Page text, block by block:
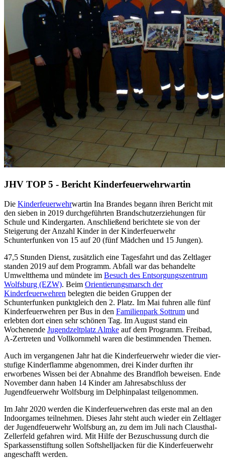
JHV TOP 5 - Bericht Kinderfeuerwehrwartin
Die Kinderfeuerwehrwartin Ina Brandes begann ihren Bericht mit
den sieben in 2019 durchgeführten Brandschutzerziehungen für
Schule und Kindergarten. Anschließend berichtete sie von der
Steigerung der Anzahl Kinder in der Kinderfeuerwehr
Schunterfunken von 15 auf 20 (fünf Mädchen und 15 Jungen).
47,5 Stunden Dienst, zusätzlich eine Tagesfahrt und das Zeltlager
standen 2019 auf dem Programm. Abfall war das behandelte
Umweltthema und mündete im Besuch des Entsorgungszentrum
Wolfsburg (EZW). Beim Orientierungsmarsch der
Kinderfeuerwehren belegten die beiden Gruppen der
Schunterfunken punktgleich den 2. Platz. Im Mai fuhren alle fünf
Kinderfeuerwehren per Bus in den Familienpark Sottrum und
erlebten dort einen sehr schönen Tag. Im August stand ein
Wochenende Jugendzeltplatz Almke auf dem Programm. Freibad,
A-Zertreten und Vollkornmehl waren die bestimmenden Themen.
Auch im vergangenen Jahr hat die Kinderfeuerwehr wieder die vier-
stufige Kinderflamme abgenommen, drei Kinder durften ihr
erworbenes Wissen bei der Abnahme des Brandfloh beweisen. Ende
November dann haben 14 Kinder am Jahresabschluss der
Jugendfeuerwehr Wolfsburg im Delphinpalast teilgenommen.
Im Jahr 2020 werden die Kinderfeuerwehren das erste mal an den
Indoorgames teilnehmen. Dieses Jahr steht auch wieder ein Zeltlager
der Jugendfeuerwehr Wolfsburg an, zu dem im Juli nach Clausthal-
Zellerfeld gefahren wird. Mit Hilfe der Bezuschussung durch die
Sparkassenstiftung sollen Softshelljacken für die Kinderfeuerwehr
angeschafft werden.